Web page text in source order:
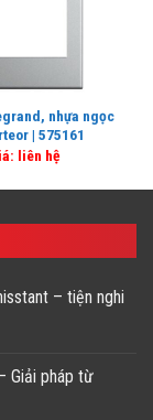
nhựa ngọc
| 575161
liên hệ
– tiện nghi
Giải pháp từ